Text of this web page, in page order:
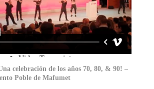
celebración de los años 70, 80, & 90! –
Poble de Mafumet